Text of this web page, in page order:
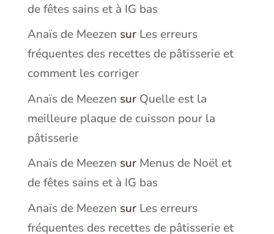
de fêtes sains et à IG bas
Anaïs de Meezen sur Les erreurs
fréquentes des recettes de pâtisserie et
comment les corriger
Anaïs de Meezen sur Quelle est la
meilleure plaque de cuisson pour la
pâtisserie
Anaïs de Meezen sur Menus de Noël et
de fêtes sains et à IG bas
Anaïs de Meezen sur Les erreurs
fréquentes des recettes de pâtisserie et